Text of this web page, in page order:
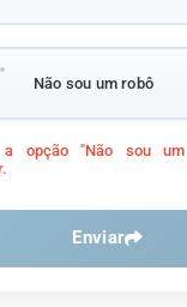
Não sou um robô
a opção "Não sou
Enviar